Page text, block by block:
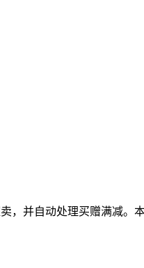
，并自动处理买赠满减。